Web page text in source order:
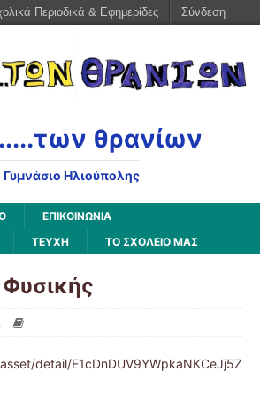
θρανίων
Γυμνάσιο Ηλιούπολης
ΕΠΙΚΟΙΝΩΝΙΑ
ΤΕΥΧΗ ΤΟ ΣΧΟΛΕΙΟ ΜΑΣ
detail/E1cDnDUV9YWpkaNKCeJj5Z
Περιοδικά & Εφημερίδες Σύνδεση